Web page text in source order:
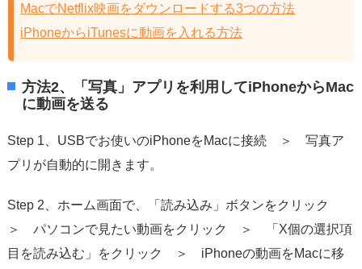
MacでNetflix映画をダウンロードする3つの方法
iPhoneからiTunesに動画を入れる方法
方法2、「写真」アプリを利用してiPhoneからMac
に動画を送る
Step 1、USBでお使いのiPhoneをMacに接続 ＞ 写真ア
プリが自動的に開きます。
Step 2、ホーム画面で、「読み込み」ボタンをクリック
＞ パソコンで見たい動画をクリック ＞ 「X個の選択項
目を読み込む」をクリック ＞ iPhoneの動画をMacに移